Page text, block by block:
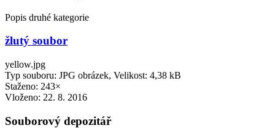
Popis druhé kategorie
žlutý soubor
yellow.jpg
Typ souboru: JPG obrázek, Velikost: 4,38 kB
Staženo: 243×
Vloženo: 22. 8. 2016
Souborový depozitář